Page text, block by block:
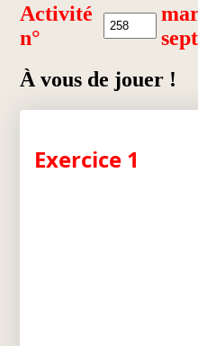
Activité
n°
À vous de jouer !
Exercice 1